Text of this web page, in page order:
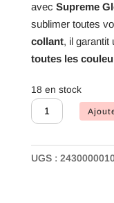
avec Supreme
sublimer toutes
collant, il garantit
toutes les
18 en stock
quantité
de
Gloss
UGS :